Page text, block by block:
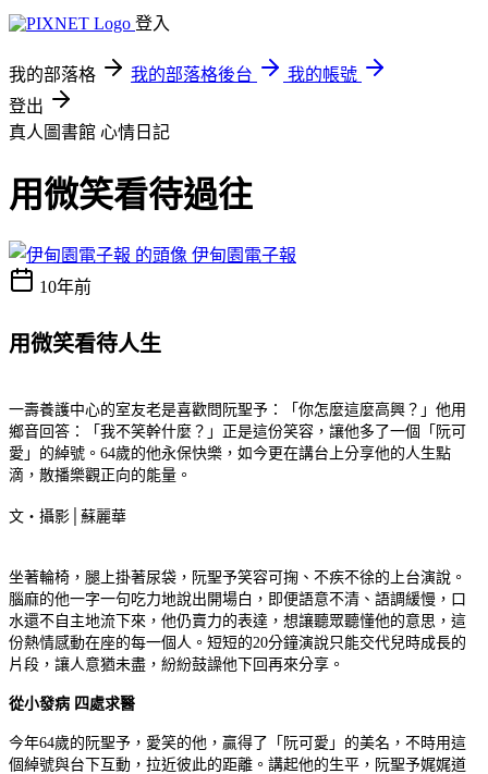
登入
我的部落格 我的部落格後台
我的帳號
登出
真人圖書館 心情日記
用微笑看待過往
伊甸園電子報
10年前
用微笑看待人生
一壽養護中心的室友老是喜歡問阮聖予：「你怎麼這麼高興？」他用
鄉音回答：「我不笑幹什麼？」正是這份笑容，讓他多了一個「阮可
愛」的綽號。64歲的他永保快樂，如今更在講台上分享他的人生點
滴，散播樂觀正向的能量。
文‧攝影│蘇麗華
坐著輪椅，腿上掛著尿袋，阮聖予笑容可掬、不疾不徐的上台演說。
腦麻的他一字一句吃力地說出開場白，即便語意不清、語調緩慢，口
水還不自主地流下來，他仍賣力的表達，想讓聽眾聽懂他的意思，這
份熱情感動在座的每一個人。短短的20分鐘演說只能交代兒時成長的
片段，讓人意猶未盡，紛紛鼓譟他下回再來分享。
從小發病 四處求醫
今年64歲的阮聖予，愛笑的他，贏得了「阮可愛」的美名，不時用這
個綽號與台下互動，拉近彼此的距離。講起他的生平，阮聖予娓娓道